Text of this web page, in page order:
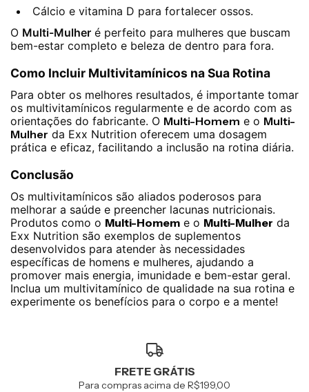
Cálcio e vitamina D para fortalecer ossos.
O Multi-Mulher é perfeito para mulheres que buscam
bem-estar completo e beleza de dentro para fora.
Como Incluir Multivitamínicos na Sua Rotina
Para obter os melhores resultados, é importante tomar
os multivitamínicos regularmente e de acordo com as
orientações do fabricante. O Multi-Homem e o Multi-
Mulher da Exx Nutrition oferecem uma dosagem
prática e eficaz, facilitando a inclusão na rotina diária.
Conclusão
Os multivitamínicos são aliados poderosos para
melhorar a saúde e preencher lacunas nutricionais.
Produtos como o Multi-Homem e o Multi-Mulher da
Exx Nutrition são exemplos de suplementos
desenvolvidos para atender às necessidades
específicas de homens e mulheres, ajudando a
promover mais energia, imunidade e bem-estar geral.
Inclua um multivitamínico de qualidade na sua rotina e
experimente os benefícios para o corpo e a mente!
FRETE GRÁTIS
Para compras acima de R$199,00